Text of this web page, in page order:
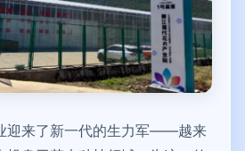
迎来了新一代的生力军——越来